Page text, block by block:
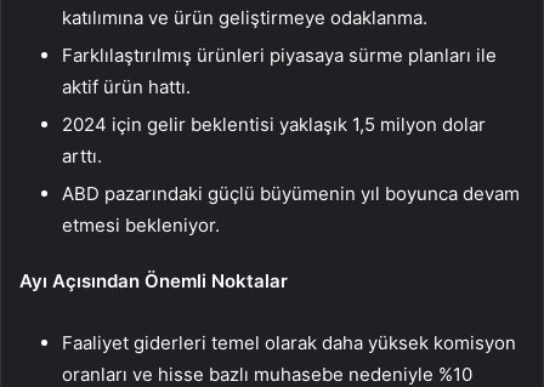
katılımına ve ürün geliştirmeye odaklanma.
Farklılaştırılmış ürünleri piyasaya sürme planları ile
aktif ürün hattı.
2024 için gelir beklentisi yaklaşık 1,5 milyon dolar
arttı.
ABD pazarındaki güçlü büyümenin yıl boyunca devam
etmesi bekleniyor.
Ayı Açısından Önemli Noktalar
Faaliyet giderleri temel olarak daha yüksek komisyon
oranları ve hisse bazlı muhasebe nedeniyle %10